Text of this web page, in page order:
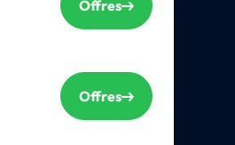
Offres
Offres